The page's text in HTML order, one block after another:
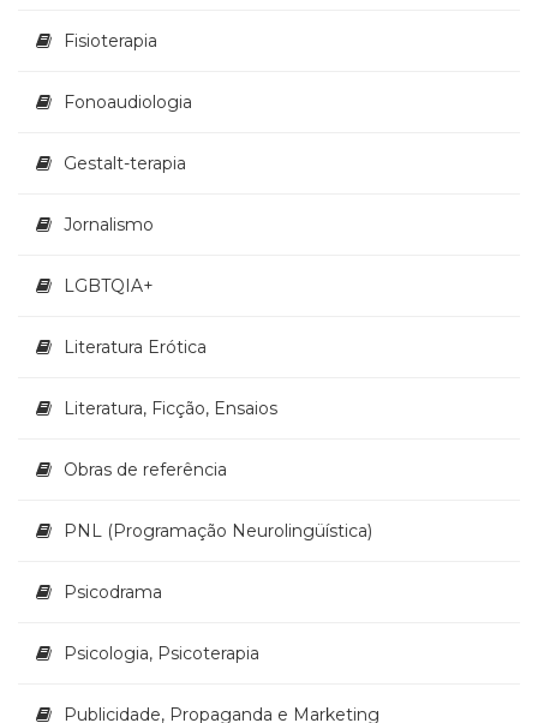
(22)
africanos
Ocupacional
Treinamento
RH
(1)
Prática
Fisioterapia
Fonoaudiologia
Gestalt-terapia
Jornalismo
LGBTQIA+
Literatura Erótica
Literatura, Ficção, Ensaios
Obras de referência
PNL (Programação Neurolingüística)
Psicodrama
Psicologia, Psicoterapia
Publicidade, Propaganda e Marketing